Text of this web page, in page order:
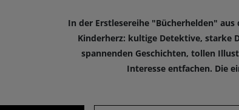
In der Erstlesereihe "Bücherhelden"
Kinderherz: kultige Detektive, starke
spannenden Geschichten, tollen
Interesse entfachen. Die